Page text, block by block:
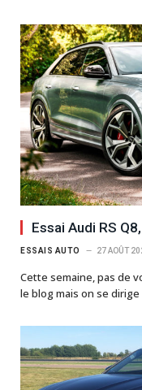
Essai Audi RS
ESSAIS AUTO 27 AOÛT
Cette semaine, pas de
le blog mais on se